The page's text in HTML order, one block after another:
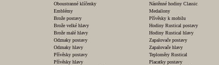
Oboustranné klíčenky
Emblémy
Brože postavy
Brože velké hlavy
Brože malé hlavy
Odznaky postavy
Odznaky hlavy
Přívěsky postavy
Přívěsky hlavy
Nástěnné hodiny Classic
Medailony
Přívěsky k mobilu
Hodiny Rustical postavy
Hodiny Rustical hlavy
Zapalovače postavy
Zapalovače hlavy
Teploměry Rustical
Placatky postavy